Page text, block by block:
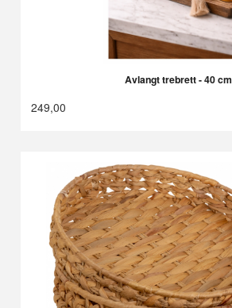
Avlangt trebrett - 40 cm
249,00